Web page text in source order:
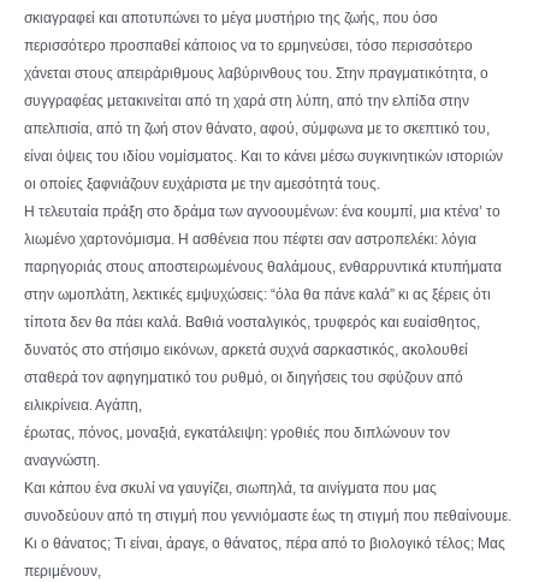
σκιαγραφεί και αποτυπώνει το μέγα μυστήριο της ζωής, που όσο
περισσότερο προσπαθεί κάποιος να το ερμηνεύσει, τόσο περισσότερο
χάνεται στους απειράριθμους λαβύρινθους του. Στην πραγματικότητα, ο
συγγραφέας μετακινείται από τη χαρά στη λύπη, από την ελπίδα στην
απελπισία, από τη ζωή στον θάνατο, αφού, σύμφωνα με το σκεπτικό του,
είναι όψεις του ιδίου νομίσματος. Και το κάνει μέσω συγκινητικών ιστοριών
οι οποίες ξαφνιάζουν ευχάριστα με την αμεσότητά τους.
Η τελευταία πράξη στο δράμα των αγνοουμένων: ένα κουμπί, μια κτένα’ το
λιωμένο χαρτονόμισμα. Η ασθένεια που πέφτει σαν αστροπελέκι: λόγια
παρηγοριάς στους αποστειρωμένους θαλάμους, ενθαρρυντικά κτυπήματα
στην ωμοπλάτη, λεκτικές εμψυχώσεις: “όλα θα πάνε καλά” κι ας ξέρεις ότι
τίποτα δεν θα πάει καλά. Βαθιά νοσταλγικός, τρυφερός και ευαίσθητος,
δυνατός στο στήσιμο εικόνων, αρκετά συχνά σαρκαστικός, ακολουθεί
σταθερά τον αφηγηματικό του ρυθμό, οι διηγήσεις του σφύζουν από
ειλικρίνεια. Αγάπη,
έρωτας, πόνος, μοναξιά, εγκατάλειψη: γροθιές που διπλώνουν τον
αναγνώστη.
Και κάπου ένα σκυλί να γαυγίζει, σιωπηλά, τα αινίγματα που μας
συνοδεύουν από τη στιγμή που γεννιόμαστε έως τη στιγμή που πεθαίνουμε.
Κι ο θάνατος; Τι είναι, άραγε, ο θάνατος, πέρα από το βιολογικό τέλος; Μας
περιμένουν,